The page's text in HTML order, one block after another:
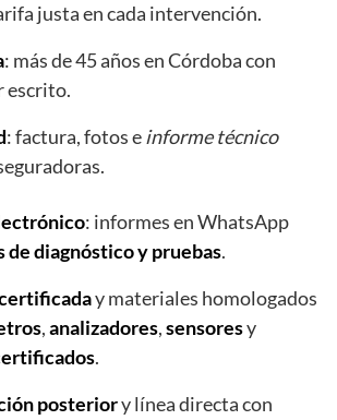
justa en cada intervención.
: más de 45 años en Córdoba con
escrito.
: factura, fotos einforme técnico
: informes en WhatsApp
de diagnóstico y pruebas.
y materiales homologados
,analizadores,sensoresy
.
posteriory línea directa con